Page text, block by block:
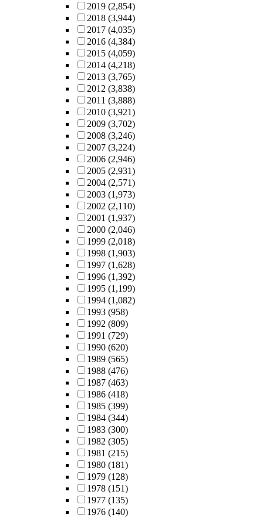
2019 (2,854)
2018 (3,944)
2017 (4,035)
2016 (4,384)
2015 (4,059)
2014 (4,218)
2013 (3,765)
2012 (3,838)
2011 (3,888)
2010 (3,921)
2009 (3,702)
2008 (3,246)
2007 (3,224)
2006 (2,946)
2005 (2,931)
2004 (2,571)
2003 (1,973)
2002 (2,110)
2001 (1,937)
2000 (2,046)
1999 (2,018)
1998 (1,903)
1997 (1,628)
1996 (1,392)
1995 (1,199)
1994 (1,082)
1993 (958)
1992 (809)
1991 (729)
1990 (620)
1989 (565)
1988 (476)
1987 (463)
1986 (418)
1985 (399)
1984 (344)
1983 (300)
1982 (305)
1981 (215)
1980 (181)
1979 (128)
1978 (151)
1977 (135)
1976 (140)